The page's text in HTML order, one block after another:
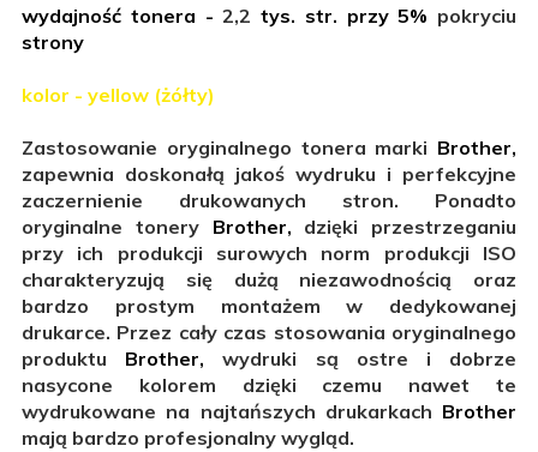
wydajność tonera -2,2 tys. str. przy 5% pokryciu
strony
kolor - yellow (żółty)
Zastosowanie oryginalnego tonera marki Brother,
zapewnia doskonałą jakoś wydruku i perfekcyjne
zaczernienie drukowanych stron. Ponadto
oryginalne tonery Brother, dzięki przestrzeganiu
przy ich produkcji surowych norm produkcji ISO
charakteryzują się dużą niezawodnością oraz
bardzo prostym montażem w dedykowanej
drukarce. Przez cały czas stosowania oryginalnego
produktu Brother, wydruki są ostre i dobrze
nasycone kolorem dzięki czemu nawet te
wydrukowane na najtańszych drukarkach Brother
mają bardzo profesjonalny wygląd.